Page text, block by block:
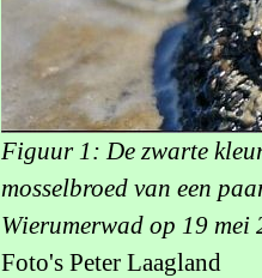
Figuur 1: De zwarte
mosselbroed van een
Wierumerwad op 19 mei
Foto's Peter Laagland